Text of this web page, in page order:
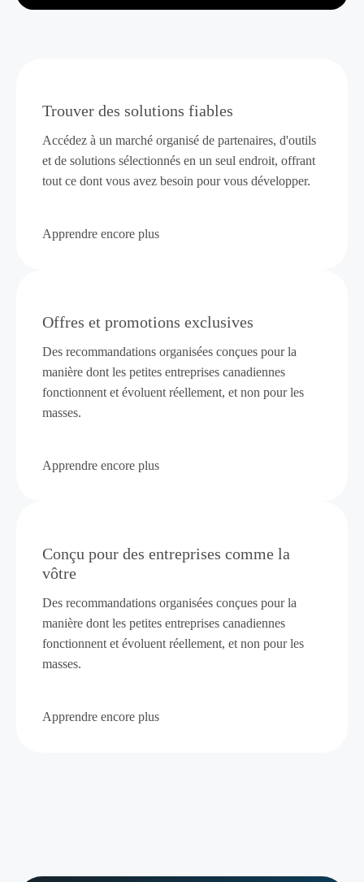
Trouver des solutions fiables
Accédez à un marché organisé de partenaires, d'outils
et de solutions sélectionnés en un seul endroit, offrant
tout ce dont vous avez besoin pour vous développer.
Apprendre encore plus
Offres et promotions exclusives
Des recommandations organisées conçues pour la
manière dont les petites entreprises canadiennes
fonctionnent et évoluent réellement, et non pour les
masses.
Apprendre encore plus
Conçu pour des entreprises comme la
vôtre
Des recommandations organisées conçues pour la
manière dont les petites entreprises canadiennes
fonctionnent et évoluent réellement, et non pour les
masses.
Apprendre encore plus